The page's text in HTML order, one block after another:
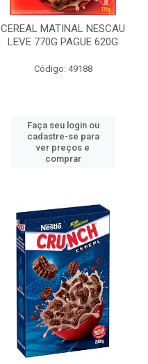
CEREAL MATINAL NESCAU
LEVE 770G PAGUE 620G
Código: 49188
Faça seu login ou
cadastre-se para
ver preços e
comprar